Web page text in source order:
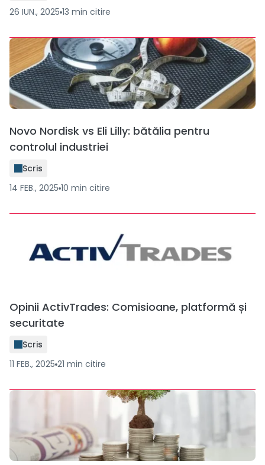
26 IUN., 2025 13 min citire
Novo Nordisk vs Eli Lilly: bătălia pentru
controlul industriei
Scris
14 FEB., 2025 10 min citire
Opinii ActivTrades: Comisioane, platformă și
securitate
Scris
11 FEB., 2025 21 min citire